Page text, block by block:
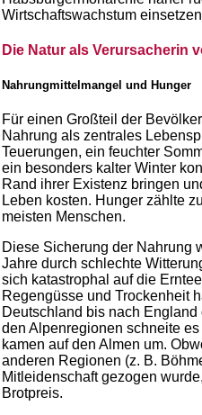
Wirtschaftswachstum
Die Natur als Verursacherin
Nahrungmittelmangel und Hunger
Für einen Großteil der
Nahrung als zentrales
Teuerungen, ein feuchter
ein besonders kalter Winter
Rand ihrer Existenz bringen
Leben kosten. Hunger zählte
meisten Menschen.
Diese Sicherung der Nahrung
Jahre durch schlechte
sich katastrophal auf die
Regengüsse und Trockenheit
Deutschland bis nach
den Alpenregionen schneite
kamen auf den Almen um.
anderen Regionen (z. B.
Mitleidenschaft gezogen
Brotpreis.